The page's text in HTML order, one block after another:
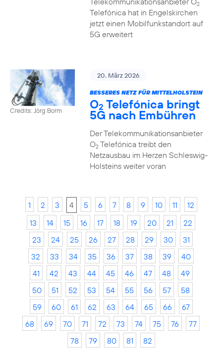
2
Telefónica hat in Engelskirchen
jetzt einen Mobilfunkstandort auf
5G erweitert
Credits: Jörg Borm
20. März 2026
BESSERES NETZ FÜR MITTELHOLSTEIN
O2 Telefónica bringt
5G nach Embühren
Der Telekommunikationsanbieter
O2Telefónica treibt den
Netzausbau im Herzen Schleswig-
Holsteins weiter voran
1 2 3 4 5 6 7 8 9 10 11
12
13
14 15 16 17 18 19 20 21
22
23
24 25 26 27 28 29 30
31
32
33 34 35 36 37 38 39
40
41
42 43 44 45 46 47 48
49
50
51 52 53 54 55 56 57
58
59
60 61 62 63 64 65 66
67
68
69 70 71 72 73 74 75 76
77
78
79 80 81 82